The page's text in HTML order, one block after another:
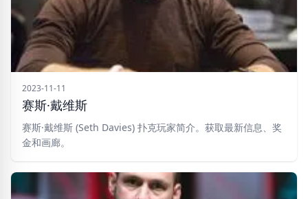
2023-11-11
赛斯·戴维斯
赛斯·戴维斯 (Seth Davies) 扑克玩家简介。获取最新信息、奖
金和画廊。